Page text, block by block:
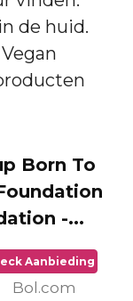
de huid.
Born To
-...
Aanbieding
Bol.com